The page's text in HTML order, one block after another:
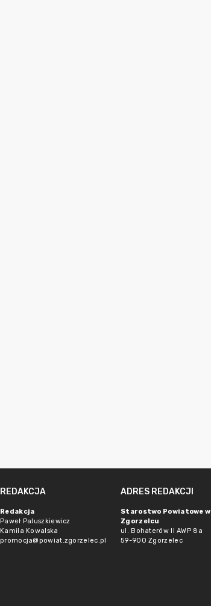
REDAKCJA
Redakcja
Paweł Paluszkiewicz
Kamila Kowalska
promocja@powiat.zgorzelec.pl
ADRES REDAKCJI
Starostwo Powiatowe w
Zgorzelcu
ul. Bohaterów II AWP 8a
59-900 Zgorzelec